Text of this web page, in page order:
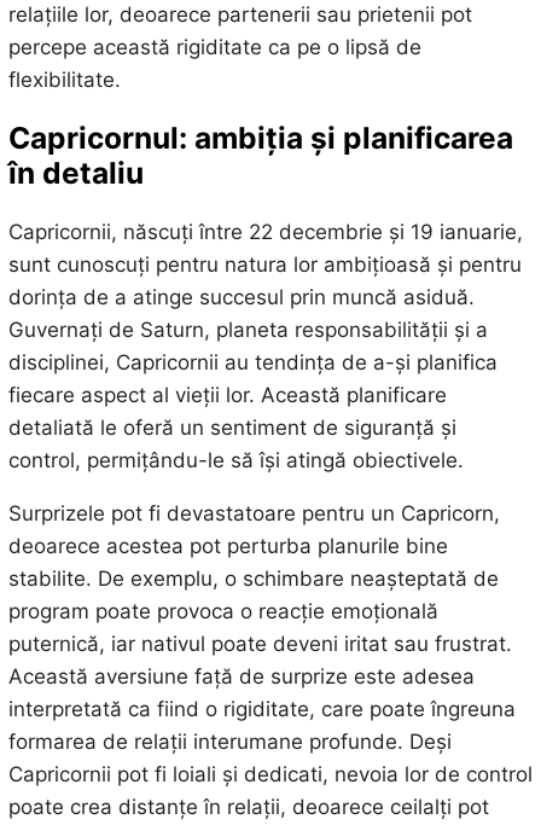
relațiile lor, deoarece partenerii sau prietenii pot
percepe această rigiditate ca pe o lipsă de
flexibilitate.
Capricornul: ambiția și planificarea
în detaliu
Capricornii, născuți între 22 decembrie și 19 ianuarie,
sunt cunoscuți pentru natura lor ambițioasă și pentru
dorința de a atinge succesul prin muncă asiduă.
Guvernați de Saturn, planeta responsabilității și a
disciplinei, Capricornii au tendința de a-și planifica
fiecare aspect al vieții lor. Această planificare
detaliată le oferă un sentiment de siguranță și
control, permițându-le să își atingă obiectivele.
Surprizele pot fi devastatoare pentru un Capricorn,
deoarece acestea pot perturba planurile bine
stabilite. De exemplu, o schimbare neașteptată de
program poate provoca o reacție emoțională
puternică, iar nativul poate deveni iritat sau frustrat.
Această aversiune față de surprize este adesea
interpretată ca fiind o rigiditate, care poate îngreuna
formarea de relații interumane profunde. Deși
Capricornii pot fi loiali și dedicati, nevoia lor de control
poate crea distanțe în relații, deoarece ceilalți pot